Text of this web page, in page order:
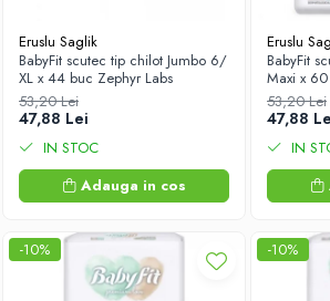
Altele-Suplimente alimentare
Eruslu Saglik
BabyFit scutec tip chilot Jumbo 6/
XL x 44 buc Zephyr Labs
53,20 Lei
47,88 Lei
IN STOC
Adauga in cos
Eruslu
BabyFit
Maxi x
53,20 Lei
47,88
IN
-10% -10%